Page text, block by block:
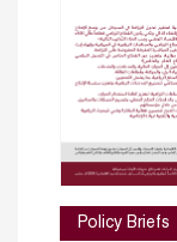
Policy Briefs